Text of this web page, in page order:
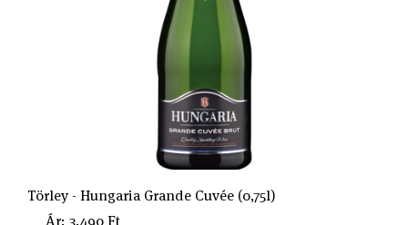
Törley - Hungaria Grande Cuvée (0,75l)